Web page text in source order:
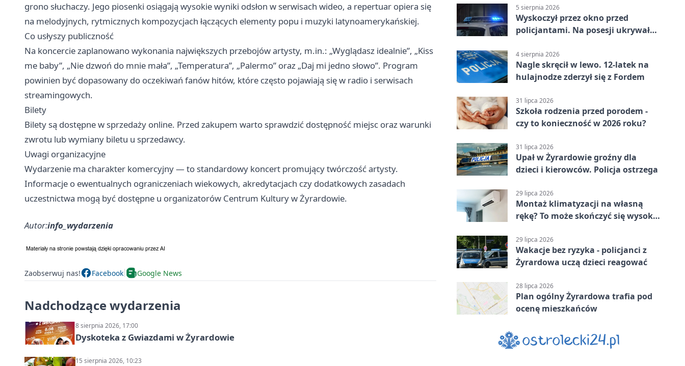
grono słuchaczy. Jego piosenki osiągają wysokie wyniki odsłon w serwisach wideo, a repertuar opiera się
na melodyjnych, rytmicznych kompozycjach łączących elementy popu i muzyki latynoamerykańskiej.
Co usłyszy publiczność
Na koncercie zaplanowano wykonania największych przebojów artysty, m.in.: „Wyglądasz idealnie”, „Kiss
me baby”, „Nie dzwoń do mnie mała”, „Temperatura”, „Palermo” oraz „Daj mi jedno słowo”. Program
powinien być dopasowany do oczekiwań fanów hitów, które często pojawiają się w radio i serwisach
streamingowych.
Bilety
Bilety są dostępne w sprzedaży online. Przed zakupem warto sprawdzić dostępność miejsc oraz warunki
zwrotu lub wymiany biletu u sprzedawcy.
Uwagi organizacyjne
Wydarzenie ma charakter komercyjny — to standardowy koncert promujący twórczość artysty.
Informacje o ewentualnych ograniczeniach wiekowych, akredytacjach czy dodatkowych zasadach
uczestnictwa mogą być dostępne u organizatorów Centrum Kultury w Żyrardowie.
Autor:info_wydarzenia
Zaobserwuj nas! Facebook Google News
Nadchodzące wydarzenia
8 sierpnia 2026, 17:00
Dyskoteka z Gwiazdami w Żyrardowie
15 sierpnia 2026, 10:23
5 sierpnia 2026
Wyskoczył przez okno przed
policjantami. Na posesji ukrywał
4 sierpnia 2026
Nagle skręcił w lewo. 12-latek na
hulajnodze zderzył się z Fordem
31 lipca 2026
Szkoła rodzenia przed porodem -
czy to konieczność w 2026 roku?
31 lipca 2026
Upał w Żyrardowie groźny dla
dzieci i kierowców. Policja ostrzega
29 lipca 2026
Montaż klimatyzacji na własną
rękę? To może skończyć się wysoką
29 lipca 2026
Wakacje bez ryzyka - policjanci z
Żyrardowa uczą dzieci reagować
28 lipca 2026
Plan ogólny Żyrardowa trafia pod
ocenę mieszkańców